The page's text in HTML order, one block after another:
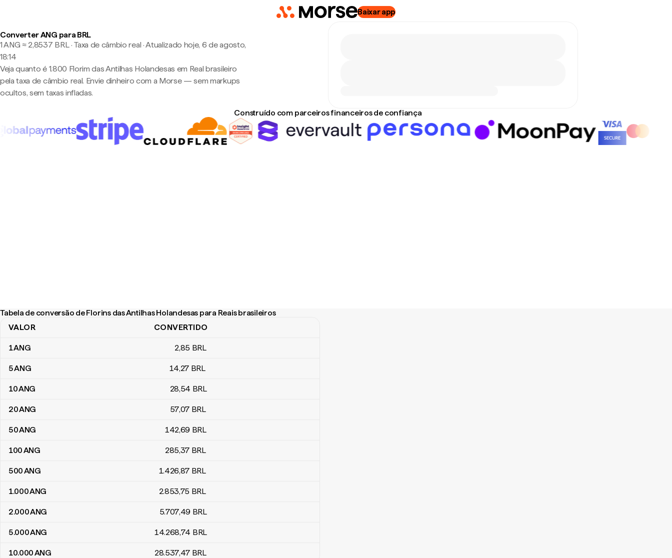
Baixar app
Converter ANG para BRL
1 ANG ≈ 2,8537 BRL · Taxa de câmbio real ·Atualizado hoje, 6 de agosto,
18:14
Veja quanto é 1.800 Florim das Antilhas Holandesas em Real brasileiro
pela taxa de câmbio real. Envie dinheiro com a Morse — sem markups
ocultos, sem taxas infladas.
Construído com parceiros financeiros de confiança
Tabela de conversão de Florins das Antilhas Holandesas para Reais brasileiros
Tabela de conversão de Florins das Antilhas Holandesas para Reais brasileiros
VALOR CONVERTIDO
1ANG 2,85 BRL
5ANG 14,27 BRL
10ANG 28,54 BRL
20ANG 57,07 BRL
50ANG 142,69 BRL
100ANG 285,37 BRL
500ANG 1.426,87 BRL
1.000ANG 2.853,75 BRL
2.000ANG 5.707,49 BRL
5.000ANG 14.268,74 BRL
10.000ANG 28.537,47 BRL